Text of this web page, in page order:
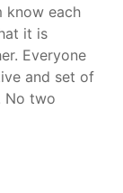
know each
it is
Everyone
and set of
No two